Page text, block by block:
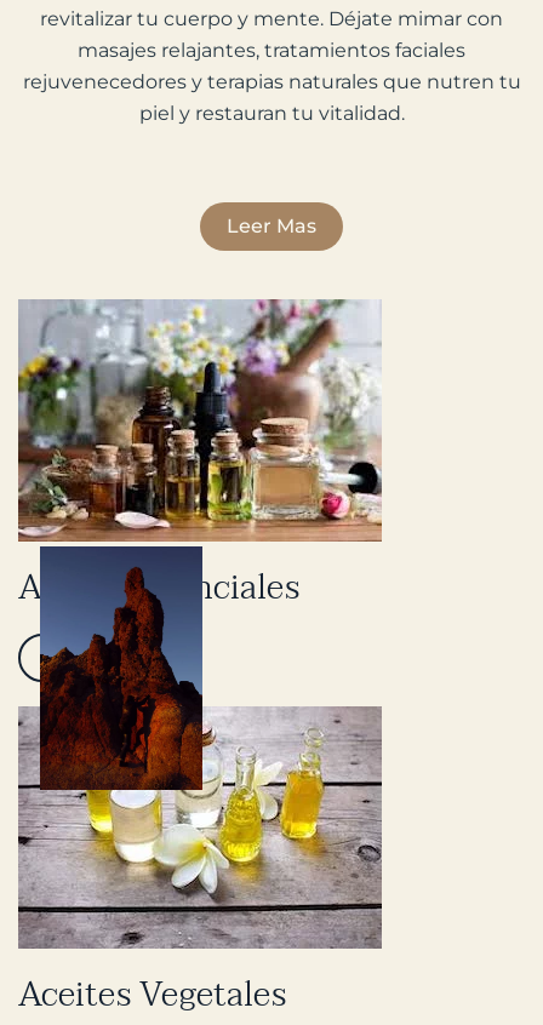
revitalizar tu cuerpo y mente. Déjate mimar con
masajes relajantes, tratamientos faciales
rejuvenecedores y terapias naturales que nutren tu
piel y restauran tu vitalidad.
Leer Mas
Aceites Esenciales
Catalogo
Aceites Vegetales